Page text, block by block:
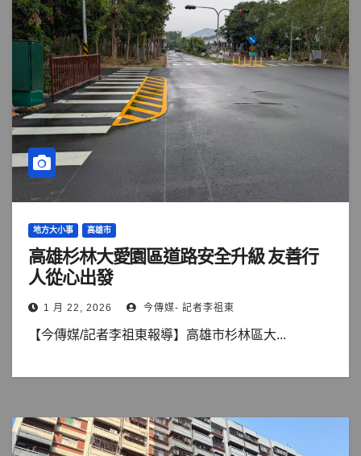
地方大小事 高雄市
高雄杉林大愛園區道路安全升級 友善行
人從心出發
1 月 22, 2026 今傳媒- 記者李祖東
【今傳媒/記者李祖東報導】高雄市杉林區大...